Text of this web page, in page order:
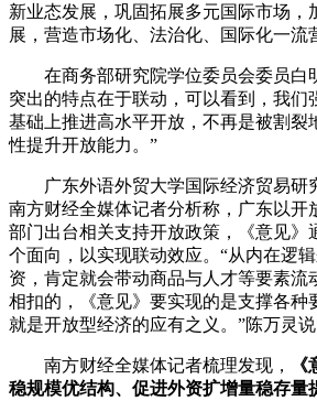
新业态发展，巩固拓展多元国际市场，
展，营造市场化、法治化、国际化一流
在商务部研究院学位委员会委员白
突出的特点在于联动，可以看到，我们
基础上推进高水平开放，不再是被割裂
性提升开放能力。”
广东外语外贸大学国际经济贸易研
南方财经全媒体记者分析称，广东以开
部门出台相关支持开放政策，《意见》
个面向，以实现联动效应。“从内在逻
资，肯定就会带动商品与人才等要素流
相扣的，《意见》要实现的是支撑各种
就是开放型经济的应有之义。”陈万灵说
南方财经全媒体记者梳理发现，
稳规模优结构、促进外资扩增量稳存量